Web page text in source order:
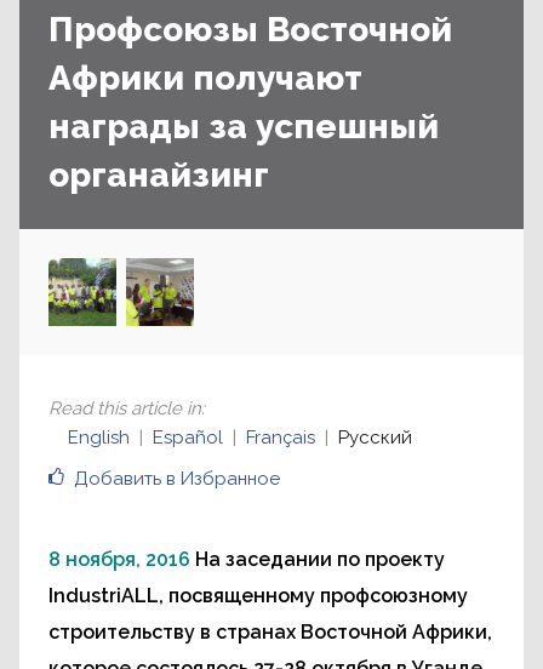
Профсоюзы Восточной
Африки получают
награды за успешный
органайзинг
Добавить в Избранное
Read this article in:
English
Español Français Русский
8 ноября, 2016 На заседании по проекту
IndustriALL, посвященному профсоюзному
строительству в странах Восточной Африки,